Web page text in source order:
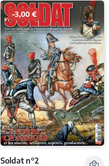
-3,00 €
Soldat n°2